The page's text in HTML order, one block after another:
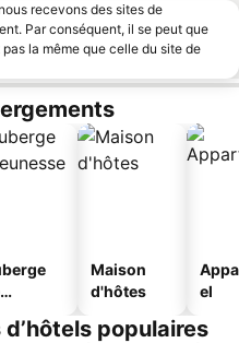
recevons des sites de
Par conséquent, il se peut que
la même que celle du site de
Maison
d'hôtes
el
populaires